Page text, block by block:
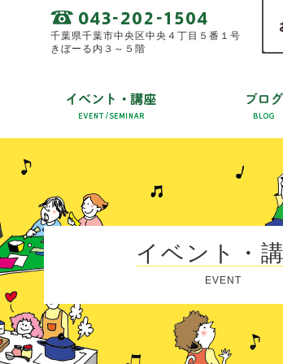
千葉県千葉市中央区中央４丁目５番１号
きぼーる内３～５階
イベント・
EVENT